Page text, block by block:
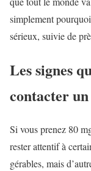
simplement
sérieux, suivie de
Les signes
contacter
Si vous prenez 80
rester attentif à
gérables, mais